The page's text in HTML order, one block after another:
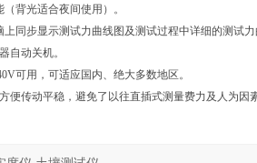
背光适合夜间使用）。
同步显示测试力曲线图及测试过程中详细的测试力
自动关机。
可用，可适应国内、绝大多数地区。
便传动平稳，避免了以往直插式测量费力及人为因